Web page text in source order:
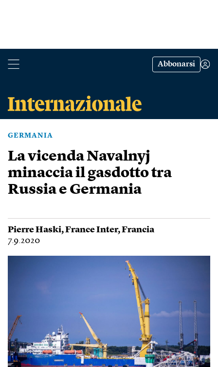
Abbonarsi
GERMANIA
La vicenda Navalnyj
minaccia il gasdotto tra
Russia e Germania
Pierre Haski,France Inter,Francia
7.9.2020